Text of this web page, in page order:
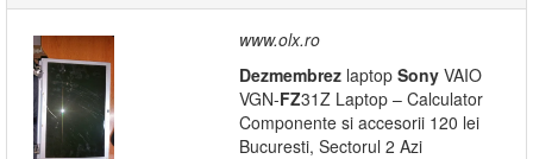
www.olx.ro
Dezmembrez laptop Sony VAIO
VGN-FZ31Z Laptop – Calculator
Componente si accesorii 120 lei
Bucuresti, Sectorul 2 Azi